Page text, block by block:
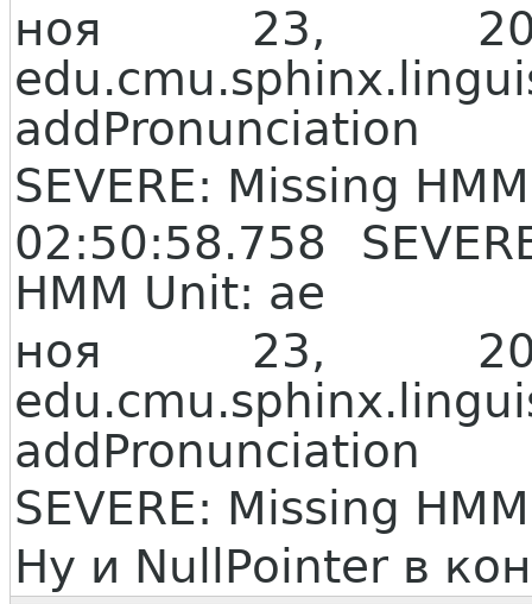
ноя 23,
addPronunciation
SEVERE: Missing
02:50:58.758
HMM Unit: ae
ноя 23,
addPronunciation
SEVERE: Missing
Ну и NullPointer в